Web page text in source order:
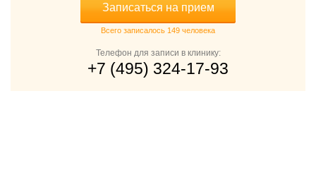
Записаться на прием
Всего записалось 149 человека
Телефон для записи в клинику:
+7 (495) 324-17-93